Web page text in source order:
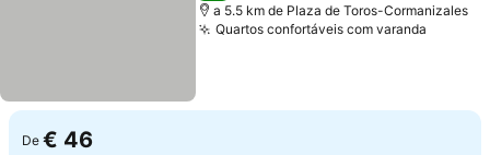
a 5.5 km de Plaza de Toros-Cormanizales
Quartos confortáveis com varanda
De € 46